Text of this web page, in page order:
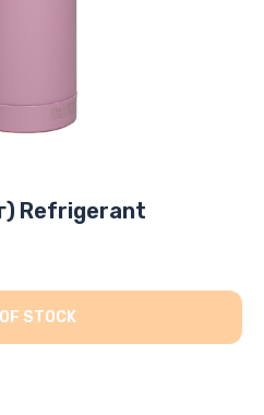
Refrigerant
STOCK